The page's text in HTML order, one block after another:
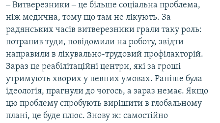
‒ Витверезники ‒ це більше соціальна проблема,
ніж медична, тому що там не лікують. За
радянських часів витверезники грали таку роль:
потрапив туди, повідомили на роботу, звідти
направили в лікувально-трудовий профілакторій.
Зараз це реабілітаційні центри, які за гроші
утримують хворих у певних умовах. Раніше була
ідеологія, прагнули до чогось, а зараз немає. Якщо
цю проблему спробують вирішити в глобальному
плані, це буде плюс. Знову ж: самостійно